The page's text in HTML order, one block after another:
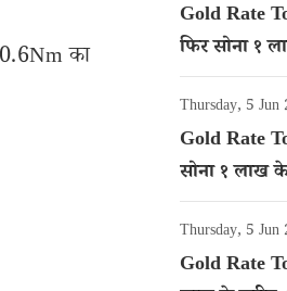
का
Gold Rate
फिर सोना १
कैरेट गोल्ड का
Thursday, 5
Gold Rate
सोना १ लाख
गोल्ड का रेट
Thursday, 5
Gold Rate